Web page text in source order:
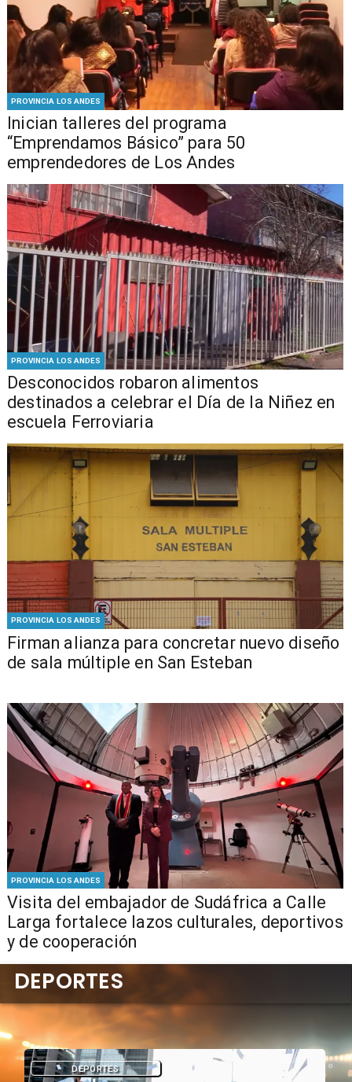
PROVINCIA LOS ANDES
Inician talleres del programa
“Emprendamos Básico” para 50
emprendedores de Los Andes
PROVINCIA LOS ANDES
Desconocidos robaron alimentos
destinados a celebrar el Día de la Niñez en
escuela Ferroviaria
PROVINCIA LOS ANDES
​​Firman alianza para concretar nuevo diseño
de sala múltiple en San Esteban
PROVINCIA LOS ANDES
​Visita del embajador de Sudáfrica a Calle
Larga fortalece lazos culturales, deportivos
y de cooperación
DEPORTES
DEPORTES